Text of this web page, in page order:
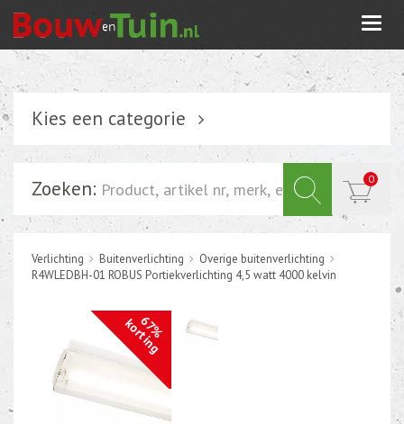
Kies een categorie
Verlichting
Inbouwdoos-kabeldoos
Tuin elektriciteit
Tuinverlichting
Grondspots met geïntrigeerde LED of energie zuinige
Zoeken: 0
Verlichting Buitenverlichting
Overige buitenverlichting
R4WLEDBH-01 ROBUS Portiekverlichting 4,5 watt 4000 kelvin
67%
korting